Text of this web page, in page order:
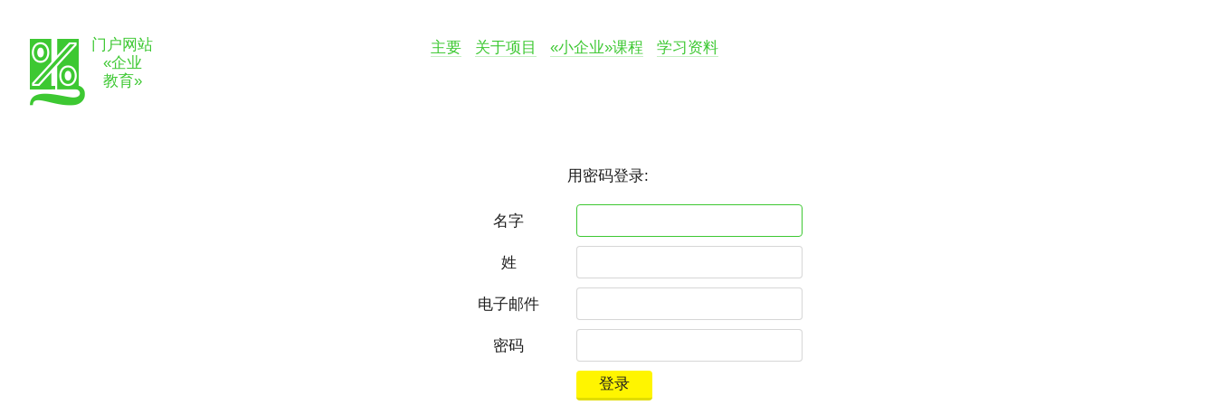
门户网站
«企业
教育»
主要 关于项目 «小企业»课程 学习资料
用密码登录:
名字
姓
电子邮件
密码